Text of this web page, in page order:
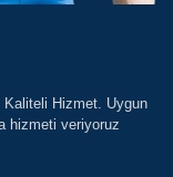
Kaliteli Hizmet. Uygun
hizmeti veriyoruz